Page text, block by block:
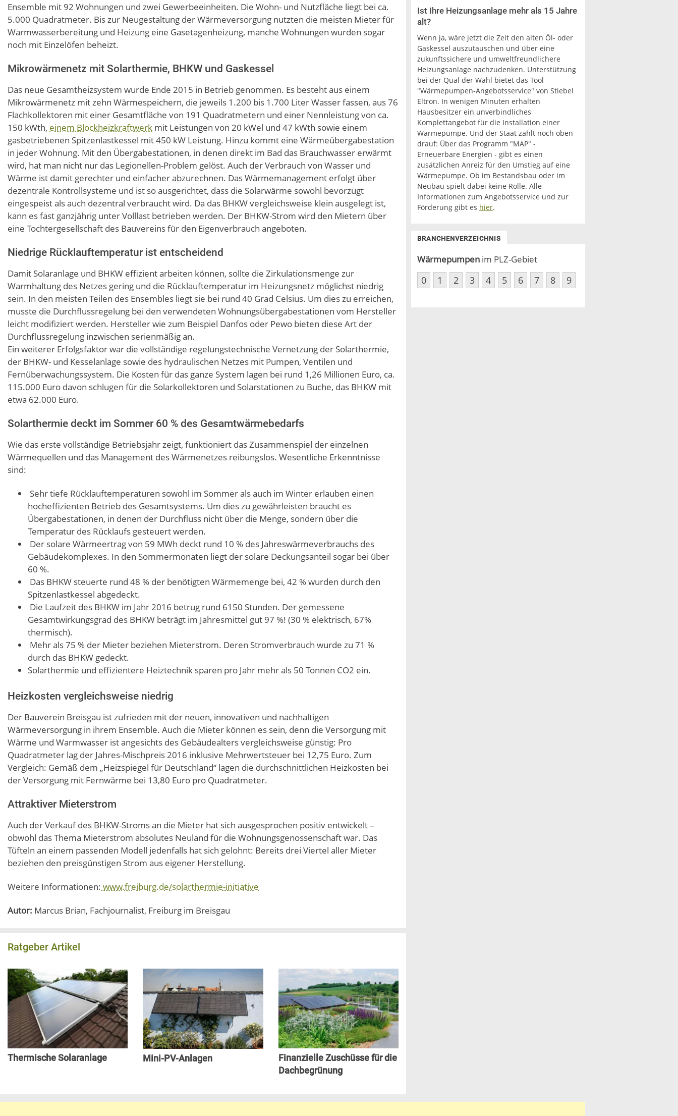
Ensemble mit 92 Wohnungen und zwei Gewerbeeinheiten. Die Wohn- und Nutzfläche liegt bei ca.
5.000 Quadratmeter. Bis zur Neugestaltung der Wärmeversorgung nutzten die meisten Mieter für
Warmwasserbereitung und Heizung eine Gasetagenheizung, manche Wohnungen wurden sogar
noch mit Einzelöfen beheizt.
Mikrowärmenetz mit Solarthermie, BHKW und Gaskessel
Das neue Gesamtheizsystem wurde Ende 2015 in Betrieb genommen. Es besteht aus einem
Mikrowärmenetz mit zehn Wärmespeichern, die jeweils 1.200 bis 1.700 Liter Wasser fassen, aus 76
Flachkollektoren mit einer Gesamtfläche von 191 Quadratmetern und einer Nennleistung von ca.
150 kWth, einem Blockheizkraftwerk mit Leistungen von 20 kWel und 47 kWth sowie einem
gasbetriebenen Spitzenlastkessel mit 450 kW Leistung. Hinzu kommt eine Wärmeübergabestation
in jeder Wohnung. Mit den Übergabestationen, in denen direkt im Bad das Brauchwasser erwärmt
wird, hat man nicht nur das Legionellen-Problem gelöst. Auch der Verbrauch von Wasser und
Wärme ist damit gerechter und einfacher abzurechnen. Das Wärmemanagement erfolgt über
dezentrale Kontrollsysteme und ist so ausgerichtet, dass die Solarwärme sowohl bevorzugt
eingespeist als auch dezentral verbraucht wird. Da das BHKW vergleichsweise klein ausgelegt ist,
kann es fast ganzjährig unter Volllast betrieben werden. Der BHKW-Strom wird den Mietern über
eine Tochtergesellschaft des Bauvereins für den Eigenverbrauch angeboten.
Niedrige Rücklauftemperatur ist entscheidend
Damit Solaranlage und BHKW effizient arbeiten können, sollte die Zirkulationsmenge zur
Warmhaltung des Netzes gering und die Rücklauftemperatur im Heizungsnetz möglichst niedrig
sein. In den meisten Teilen des Ensembles liegt sie bei rund 40 Grad Celsius. Um dies zu erreichen,
musste die Durchflussregelung bei den verwendeten Wohnungsübergabestationen vom Hersteller
leicht modifiziert werden. Hersteller wie zum Beispiel Danfos oder Pewo bieten diese Art der
Durchflussregelung inzwischen serienmäßig an.
Ein weiterer Erfolgsfaktor war die vollständige regelungstechnische Vernetzung der Solarthermie,
der BHKW- und Kesselanlage sowie des hydraulischen Netzes mit Pumpen, Ventilen und
Fernüberwachungssystem. Die Kosten für das ganze System lagen bei rund 1,26 Millionen Euro, ca.
115.000 Euro davon schlugen für die Solarkollektoren und Solarstationen zu Buche, das BHKW mit
etwa 62.000 Euro.
Solarthermie deckt im Sommer 60 % des Gesamtwärmebedarfs
Wie das erste vollständige Betriebsjahr zeigt, funktioniert das Zusammenspiel der einzelnen
Wärmequellen und das Management des Wärmenetzes reibungslos. Wesentliche Erkenntnisse
sind:
Sehr tiefe Rücklauftemperaturen sowohl im Sommer als auch im Winter erlauben einen
hocheffizienten Betrieb des Gesamtsystems. Um dies zu gewährleisten braucht es
Übergabestationen, in denen der Durchfluss nicht über die Menge, sondern über die
Temperatur des Rücklaufs gesteuert werden.
Der solare Wärmeertrag von 59 MWh deckt rund 10 % des Jahreswärmeverbrauchs des
Gebäudekomplexes. In den Sommermonaten liegt der solare Deckungsanteil sogar bei über
60 %.
Das BHKW steuerte rund 48 % der benötigten Wärmemenge bei, 42 % wurden durch den
Spitzenlastkessel abgedeckt.
Die Laufzeit des BHKW im Jahr 2016 betrug rund 6150 Stunden. Der gemessene
Gesamtwirkungsgrad des BHKW beträgt im Jahresmittel gut 97 %! (30 % elektrisch, 67%
thermisch).
Mehr als 75 % der Mieter beziehen Mieterstrom. Deren Stromverbrauch wurde zu 71 %
durch das BHKW gedeckt.
Solarthermie und effizientere Heiztechnik sparen pro Jahr mehr als 50 Tonnen CO2 ein.
Heizkosten vergleichsweise niedrig
Der Bauverein Breisgau ist zufrieden mit der neuen, innovativen und nachhaltigen
Wärmeversorgung in ihrem Ensemble. Auch die Mieter können es sein, denn die Versorgung mit
Wärme und Warmwasser ist angesichts des Gebäudealters vergleichsweise günstig: Pro
Quadratmeter lag der Jahres-Mischpreis 2016 inklusive Mehrwertsteuer bei 12,75 Euro. Zum
Vergleich: Gemäß dem „Heizspiegel für Deutschland“ lagen die durchschnittlichen Heizkosten bei
der Versorgung mit Fernwärme bei 13,80 Euro pro Quadratmeter.
Attraktiver Mieterstrom
Auch der Verkauf des BHKW-Stroms an die Mieter hat sich ausgesprochen positiv entwickelt –
obwohl das Thema Mieterstrom absolutes Neuland für die Wohnungsgenossenschaft war. Das
Tüfteln an einem passenden Modell jedenfalls hat sich gelohnt: Bereits drei Viertel aller Mieter
beziehen den preisgünstigen Strom aus eigener Herstellung.
Weitere Informationen: www.freiburg.de/solarthermie-initiative
Autor: Marcus Brian, Fachjournalist, Freiburg im Breisgau
Ratgeber Artikel
Thermische Solaranlage Mini-PV-Anlagen
Finanzielle Zuschüsse für die
Dachbegrünung
Ist Ihre Heizungsanlage mehr als 15 Jahre
alt?
Wenn ja, wäre jetzt die Zeit den alten Öl- oder
Gaskessel auszutauschen und über eine
zukunftssichere und umweltfreundlichere
Heizungsanlage nachzudenken. Unterstützung
bei der Qual der Wahl bietet das Tool
"Wärmepumpen-Angebotsservice" von Stiebel
Eltron. In wenigen Minuten erhalten
Hausbesitzer ein unverbindliches
Komplettangebot für die Installation einer
Wärmepumpe. Und der Staat zahlt noch oben
drauf: Über das Programm "MAP" -
Erneuerbare Energien - gibt es einen
zusätzlichen Anreiz für den Umstieg auf eine
Wärmepumpe. Ob im Bestandsbau oder im
Neubau spielt dabei keine Rolle. Alle
Informationen zum Angebotsservice und zur
Förderung gibt es hier.
BRANCHENVERZEICHNIS
Wärmepumpen im PLZ-Gebiet
0 1 2 3 4 5 6 7 8 9